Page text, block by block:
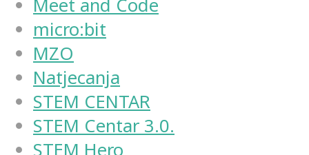
Meet and Code
micro:bit
MZO
Natjecanja
STEM CENTAR
STEM Centar 3.0.
STEM Hero